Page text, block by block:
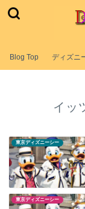
Blog Top ディズニ
イッ
東京ディズニーシー
東京ディズニーシー